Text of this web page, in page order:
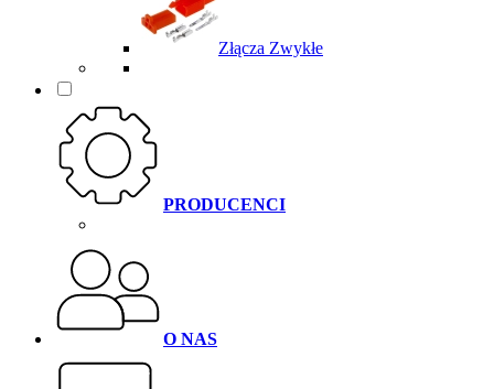
Złącza Zwykłe
PRODUCENCI
O NAS